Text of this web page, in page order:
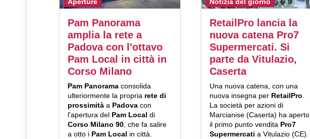
Pam Panorama
amplia la rete a
Padova con l'ottavo
Pam Local in città in
Corso Milano
Pam Panorama consolida
ulteriormente la propria rete di
prossimità a Padova con
l'apertura del Pam Local di
Corso Milano 90, che fa salire
a otto i Pam Local in città.
RetailPro lancia la
nuova catena Pro7
Supermercati. Si
parte da Vitulazio,
Caserta
Una nuova catena, con una
nuova insegna per RetailPro.
La società per azioni di
Marcianise (Caserta) ha aperto
il primo punto vendita Pro7
Supermercatia Vitulazio (CE).